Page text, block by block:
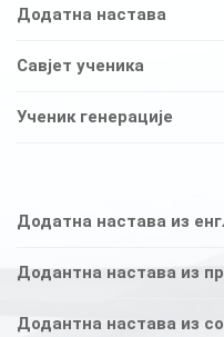
Додатна настава
Савјет ученика
Ученик генерације
Додатна настава из
Додантна настава из
Додантна настава из